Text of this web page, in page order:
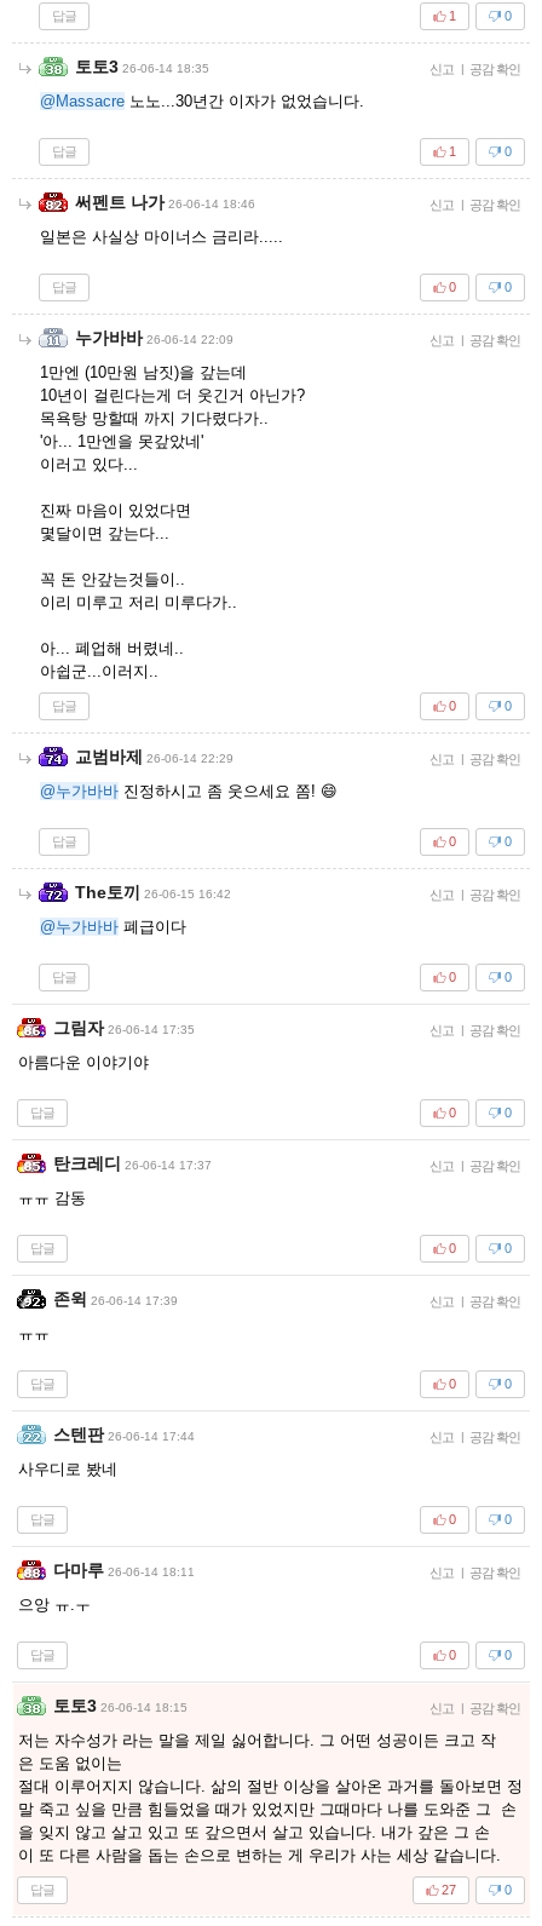
답글 0
1
토토3 26-06-14 18:35 신고 | 공감 확인
@Massacre 노노...30년간 이자가 없었습니다.
답글 0
1
써펜트 나가 26-06-14 18:46 신고 | 공감 확인
일본은 사실상 마이너스 금리라.....
답글 0
0
누가바바 26-06-14 22:09 신고 | 공감 확인
1만엔 (10만원 남짓)을 갚는데
10년이 걸린다는게 더 웃긴거 아닌가?
목욕탕 망할때 까지 기다렸다가..
'아... 1만엔을 못갚았네'
이러고 있다...
진짜 마음이 있었다면
몇달이면 갚는다...
꼭 돈 안갚는것들이..
이리 미루고 저리 미루다가..
아... 폐업해 버렸네..
아쉽군...이러지..
답글 0
0
교범바제 26-06-14 22:29 신고 | 공감 확인
@누가바바 진정하시고 좀 웃으세요 쫌! 😄
답글 0
0
The토끼 26-06-15 16:42 신고 | 공감 확인
@누가바바 폐급이다
답글 0
0
그림자 26-06-14 17:35 신고 | 공감 확인
아름다운 이야기야
답글 0
0
탄크레디 26-06-14 17:37 신고 | 공감 확인
ㅠㅠ 감동
답글 0
0
존윅 26-06-14 17:39 신고 | 공감 확인
ㅠㅠ
답글 0
0
스텐판 26-06-14 17:44 신고 | 공감 확인
사우디로 봤네
답글 0
0
다마루 26-06-14 18:11 신고 | 공감 확인
으앙 ㅠ.ㅜ
답글 0
0
토토3 26-06-14 18:15 신고 | 공감 확인
저는 자수성가 라는 말을 제일 싫어합니다. 그 어떤 성공이든 크고 작
은 도움 없이는
절대 이루어지지 않습니다. 삶의 절반 이상을 살아온 과거를 돌아보면 정
말 죽고 싶을 만큼 힘들었을 때가 있었지만 그때마다 나를 도와준 그 손
을 잊지 않고 살고 있고 또 갚으면서 살고 있습니다. 내가 갚은 그 손
이 또 다른 사람을 돕는 손으로 변하는 게 우리가 사는 세상 같습니다.
답글 0
27